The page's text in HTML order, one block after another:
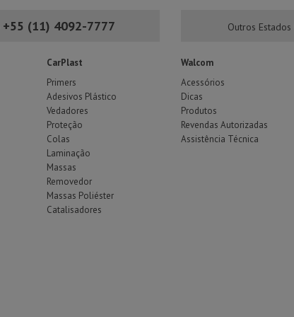
+55 (11) 4092-7777 Outros Estados
CarPlast
Primers
Adesivos Plástico
Vedadores
Proteção
Colas
Laminação
Massas
Removedor
Massas Poliéster
Catalisadores
Walcom
Acessórios
Dicas
Produtos
Revendas Autorizadas
Assistência Técnica